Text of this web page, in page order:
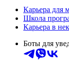
Карьера для
Школа
Карьера в
Боты для